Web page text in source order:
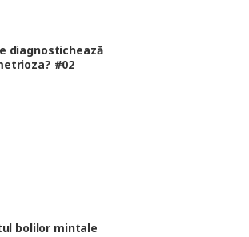
diagnostichează
#02
bolilor mintale